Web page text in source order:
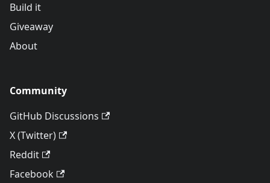
Build it
Giveaway
About
Community
GitHub Discussions
X (Twitter)
Reddit
Facebook